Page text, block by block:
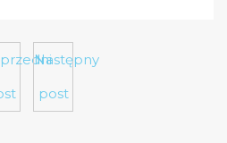
Następny
post